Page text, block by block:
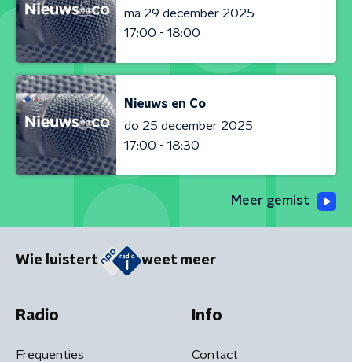
ma 29 december 2025
17:00 - 18:00
Nieuws en Co
do 25 december 2025
17:00 - 18:30
Meer gemist
Wie luistert weet meer
Radio
Frequenties
Info
Contact